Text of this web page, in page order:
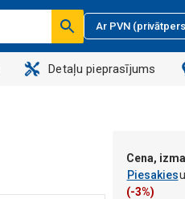
Ar PVN
Detaļu pieprasījums
Cena,
Piesakies
(-3%)